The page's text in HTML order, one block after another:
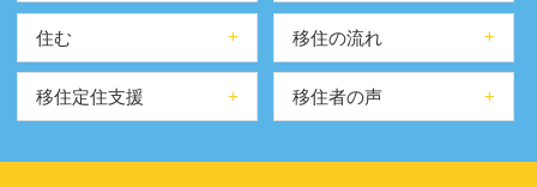
住む 移住の流れ
移住定住支援 移住者の声